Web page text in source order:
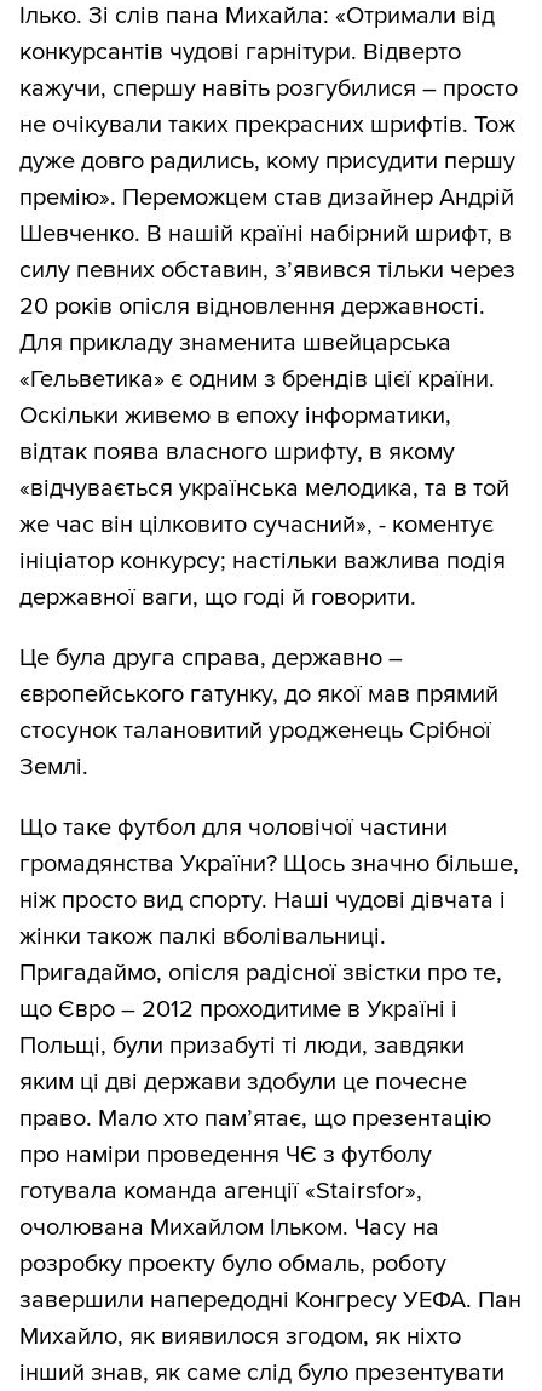
Ілько. Зі слів пана Михайла: «Отримали від
конкурсантів чудові гарнітури. Відверто
кажучи, спершу навіть розгубилися – просто
не очікували таких прекрасних шрифтів. Тож
дуже довго радились, кому присудити першу
премію». Переможцем став дизайнер Андрій
Шевченко. В нашій країні набірний шрифт, в
силу певних обставин, з’явився тільки через
20 років опісля відновлення державності.
Для прикладу знаменита швейцарська
«Гельветика» є одним з брендів цієї країни.
Оскільки живемо в епоху інформатики,
відтак поява власного шрифту, в якому
«відчувається українська мелодика, та в той
же час він цілковито сучасний», - коментує
ініціатор конкурсу; настільки важлива подія
державної ваги, що годі й говорити.
Це була друга справа, державно –
європейського гатунку, до якої мав прямий
стосунок талановитий уродженець Срібної
Землі.
Що таке футбол для чоловічої частини
громадянства України? Щось значно більше,
ніж просто вид спорту. Наші чудові дівчата і
жінки також палкі вболівальниці.
Пригадаймо, опісля радісної звістки про те,
що Євро – 2012 проходитиме в Україні і
Польщі, були призабуті ті люди, завдяки
яким ці дві держави здобули це почесне
право. Мало хто пам’ятає, що презентацію
про наміри проведення ЧЄ з футболу
готувала команда агенції «Stairsfor»,
очолювана Михайлом Ільком. Часу на
розробку проекту було обмаль, роботу
завершили напередодні Конгресу УЕФА. Пан
Михайло, як виявилося згодом, як ніхто
інший знав, як саме слід було презентувати